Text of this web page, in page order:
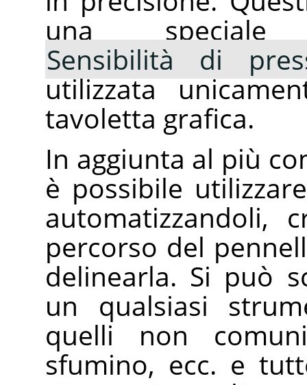
una speciale
Sensibilità di
utilizzata
tavoletta grafica.
In aggiunta al più
è possibile
automatizzandoli,
percorso del
delinearla. Si può
un qualsiasi
quelli non
sfumino, ecc. e